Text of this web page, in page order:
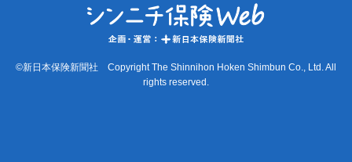
©新日本保険新聞社 Copyright The Shinnihon Hoken Shimbun Co., Ltd. All
rights reserved.